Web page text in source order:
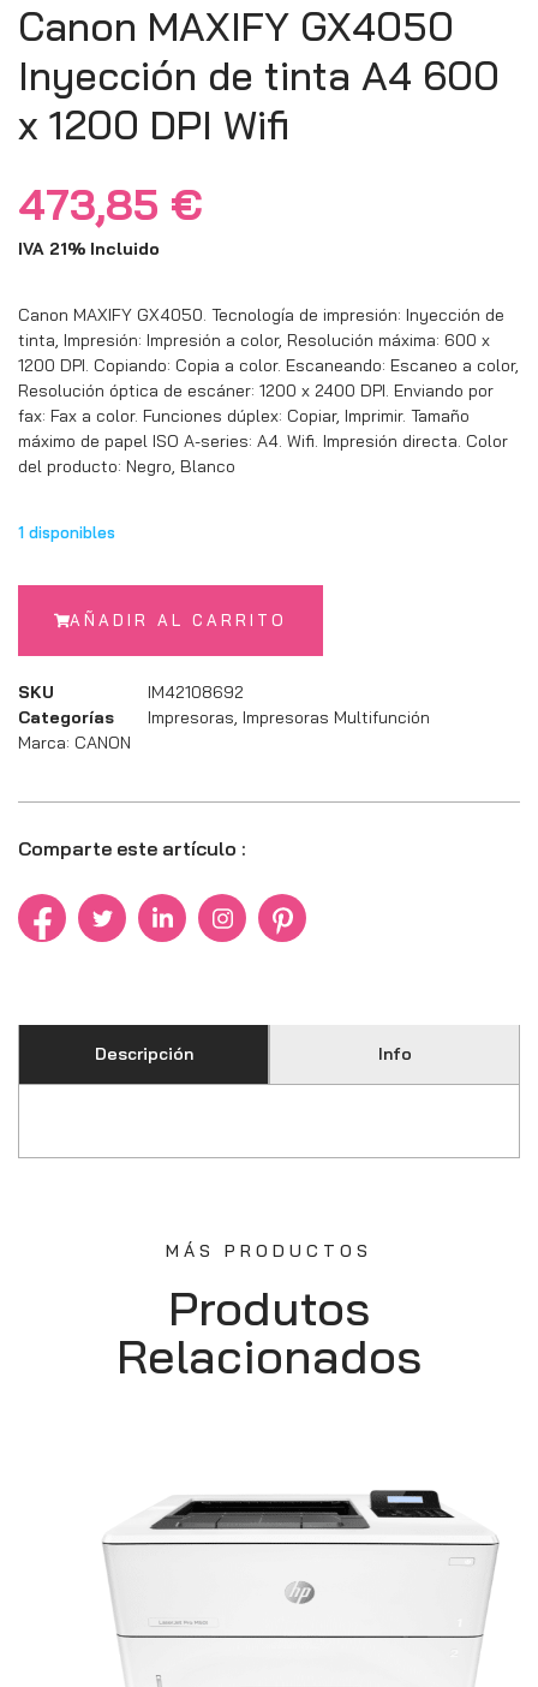
Canon MAXIFY GX4050
Inyección de tinta A4 600
x 1200 DPI Wifi
473,85 €
IVA 21% Incluido
Canon MAXIFY GX4050. Tecnología de impresión: Inyección de
tinta, Impresión: Impresión a color, Resolución máxima: 600 x
1200 DPI. Copiando: Copia a color. Escaneando: Escaneo a color,
Resolución óptica de escáner: 1200 x 2400 DPI. Enviando por
fax: Fax a color. Funciones dúplex: Copiar, Imprimir. Tamaño
máximo de papel ISO A-series: A4. Wifi. Impresión directa. Color
del producto: Negro, Blanco
1 disponibles
AÑADIR AL CARRITO
SKU
IM42108692
Categorías
Impresoras, Impresoras Multifunción
Marca: CANON
Comparte este artículo :
Descripción Info
MÁS PRODUCTOS
Produtos
Relacionados